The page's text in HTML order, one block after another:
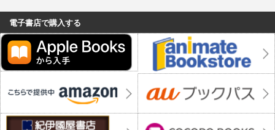
電子書店で購入する